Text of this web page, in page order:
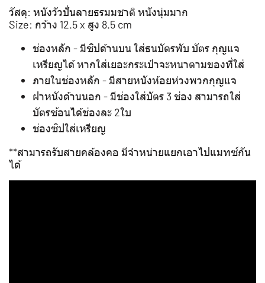
วัสดุ: หนังวัวปั่นลายธรมมชาติ หนังนุ่มมาก
Size: กว้าง 12.5 x สูง 8.5 cm
ช่องหลัก - มีซิปด้านบน ใส่ธนบัตรพับ บัตร กุญแจ
เหรียญได้ หากใส่เยอะกระเป๋าจะหนาตามของที่ใส่
ภายในช่องหลัก - มีสายหนังห้อยห่วงพวกกุญแจ
ฝาหนังด้านนอก - มีช่องใส่บัตร 3 ช่อง สามารถใส่
บัตรซ้อนได้ช่องละ 2ใบ
ช่องซิปใส่เหรียญ
**สามารถรับสายคล้องคอ มีจำหน่ายแยกเอาไปแมทซ์กัน
ได้